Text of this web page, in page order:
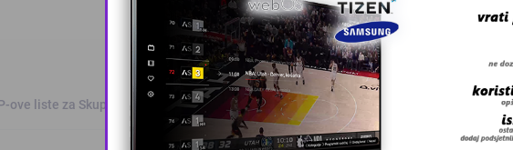
ove liste za Skupštinu Tuzlanskog kanton …